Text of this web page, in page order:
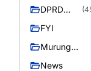
DPRD
RAYA
FYI
Murung
News